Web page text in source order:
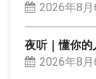
2026年8月
夜听｜懂你
2026年8月